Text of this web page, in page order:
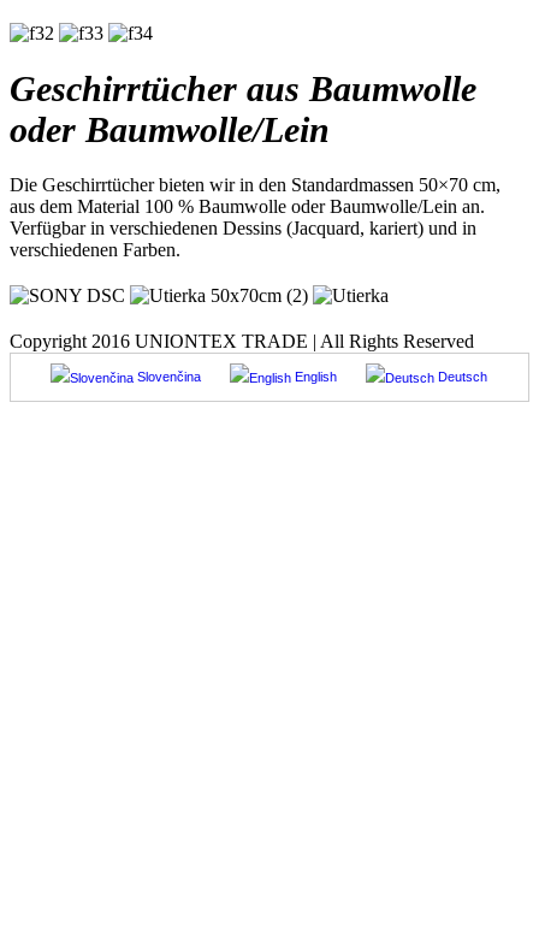
Geschirrtücher aus Baumwolle
oder Baumwolle/Lein
Die Geschirrtücher bieten wir in den Standardmassen 50×70 cm,
aus dem Material 100 % Baumwolle oder Baumwolle/Lein an.
Verfügbar in verschiedenen Dessins (Jacquard, kariert) und in
verschiedenen Farben.
Copyright 2016 UNIONTEX TRADE | All Rights Reserved
Slovenčina English Deutsch